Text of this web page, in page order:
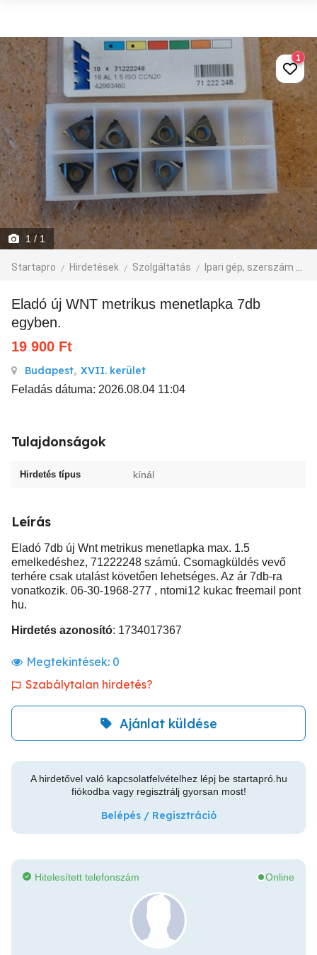
1 / 1
Startapro Hirdetések Szolgáltatás Ipari gép, szerszám
1
Eladó új WNT metrikus menetlapka 7db
egyben.
19 900 Ft
Budapest, XVII. kerület
Feladás dátuma: 2026.08.04 11:04
Tulajdonságok
Hirdetés típus kínál
Leírás
Eladó 7db új Wnt metrikus menetlapka max. 1.5
emelkedéshez, 71222248 számú. Csomagküldés vevő
terhére csak utalást követően lehetséges. Az ár 7db-ra
vonatkozik. 06-30-1968-277 , ntomi12 kukac freemail pont
hu.
Hirdetés azonosító: 1734017367
Megtekintések: 0
Szabálytalan hirdetés?
Ajánlat küldése
A hirdetővel való kapcsolatfelvételhez lépj be startapró.hu
fiókodba vagy regisztrálj gyorsan most!
Belépés / Regisztráció
Hitelesített telefonszám Online